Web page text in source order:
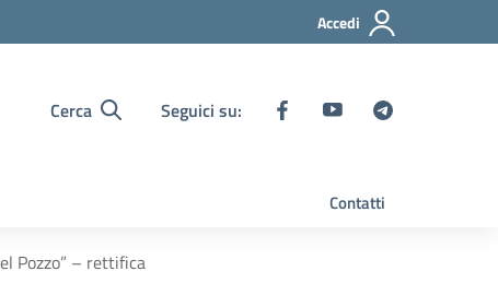
Accedi
Cerca Seguici su:
Contatti
Pozzo” – rettifica